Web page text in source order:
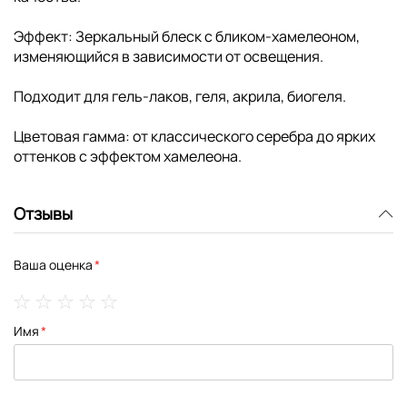
Эффект: Зеркальный блеск с бликом-хамелеоном,
изменяющийся в зависимости от освещения.
Подходит для гель-лаков, геля, акрила, биогеля.
Цветовая гамма: от классического серебра до ярких
оттенков с эффектом хамелеона.
Отзывы
Ваша оценка
star
stars
stars
stars
stars
Имя